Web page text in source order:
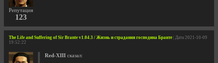
Репутация
123
The Life and Suffering of Sir Brante v1.04.3 / Жизнь и страдания господина Бранте | Дата 2021-10-09
19:52:22
Red-XIII сказал: